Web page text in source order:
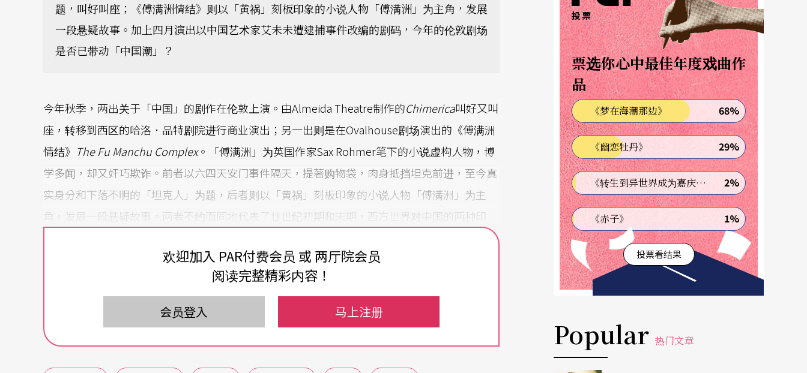
题，叫好叫座；《傅满洲情结》则以「黄祸」刻板印象的小说人物「傅满洲」为主角，发展
一段悬疑故事。加上四月演出以中国艺术家艾未未遭逮捕事件改编的剧码，今年的伦敦剧场
是否已带动「中国潮」？
今年秋季，两出关于「中国」的剧作在伦敦上演。由Almeida Theatre制作的Chimerica叫好又叫
座，转移到西区的哈洛．品特剧院进行商业演出；另一出则是在Ovalhouse剧场演出的《傅满洲
情结》 The Fu Manchu Complex。「傅满洲」为英国作家Sax Rohmer笔下的小说虚构人物，博
学多闻，却又奸巧欺诈。前者以六四天安门事件隔天，提著购物袋，肉身抵挡坦克前进，至今真
实身分和下落不明的「坦克人」为题，后者则以「黄祸」刻板印象的小说人物「傅满洲」为主
角，发展一段悬疑故事。两者不约而同地代表了廿世纪初期和末期，西方世界对中国的两种印
“Chimerica”一词由经济学家于二○○六年提出，意指中国与美国之间的互利互依关系。这出
同名的剧作，则以「坦克人」站在一列坦克前头的照片，作为宣传的主要视觉设计元素，在地铁
及网路上看到，震撼之余，也让人勾起一九八九年夏天的回忆。该张著名的照片为美国摄影记者
Jeff Widener所拍摄，是天安门事件最为人所知的照片之一。剧中描写记者Joe成功地在拍摄后
欢迎加入 PAR付费会员 或 两厅院会员
阅读完整精彩内容！
会员登入 马上注册
投票
票选你心中最佳年度戏曲作
品
《梦在海潮那边》 68%
《幽恋牡丹》 29%
《转生到异世界成为嘉庆君—发现我的祖先是诈骗集团!?》 2%
《赤子》 1%
投票看结果
Popular 热门文章